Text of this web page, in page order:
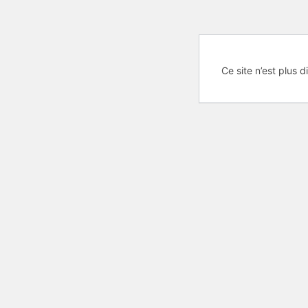
Ce site n’est plus